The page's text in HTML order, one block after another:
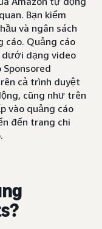
Bạn kiểm
và ngân sách
cáo. Quảng cáo
dưới dạng video
cả trình duyệt
cũng như trên
vào quảng cáo
đến trang chi